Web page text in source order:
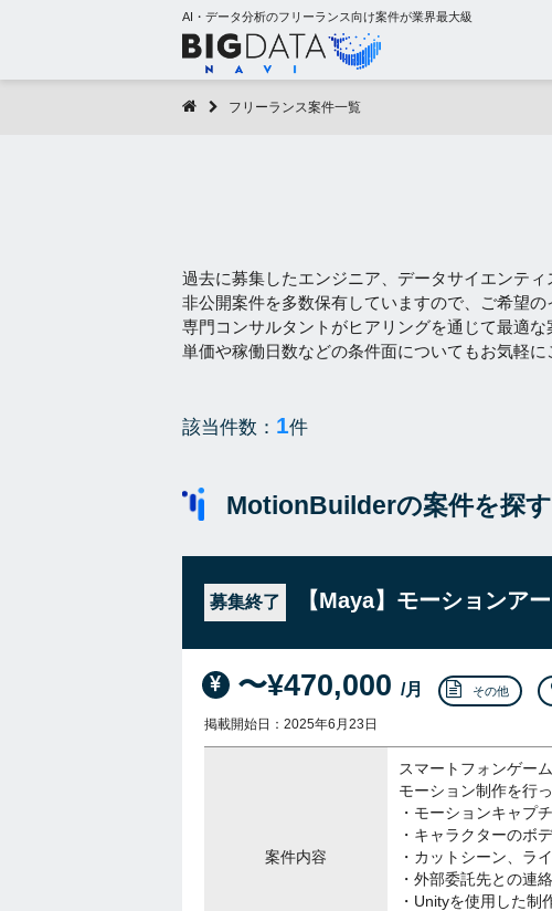
AI・データ分析のフリーランス向け案件が業界最大級
フリーランス案件一覧
過去に募集したエンジニア、データサイエンテ
非公開案件を多数保有していますので、ご希望
専門コンサルタントがヒアリングを通じて最適な
単価や稼働日数などの条件面についてもお気軽に
該当件数： 1件
MotionBuilderの案件を探す
募集終了 【Maya】モーションア
〜¥470,000 /月 その他
掲載開始日：2025年6月23日
案件内容
スマートフォンゲー
モーション制作を行
・モーションキャプ
・キャラクターのボ
・カットシーン、ラ
・外部委託先との連
・Unityを使用した制